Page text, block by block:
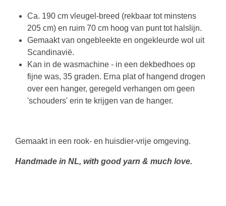
Ca. 190 cm vleugel-breed (rekbaar tot minstens
205 cm) en ruim 70 cm hoog van punt tot halslijn.
Gemaakt van ongebleekte en ongekleurde wol uit
Scandinavië.
Kan in de wasmachine - in een dekbedhoes op
fijne was, 35 graden. Erna plat of hangend drogen
over een hanger, geregeld verhangen om geen
'schouders' erin te krijgen van de hanger.
Gemaakt in een rook- en huisdier-vrije omgeving.
Handmade in NL, with good yarn & much love.